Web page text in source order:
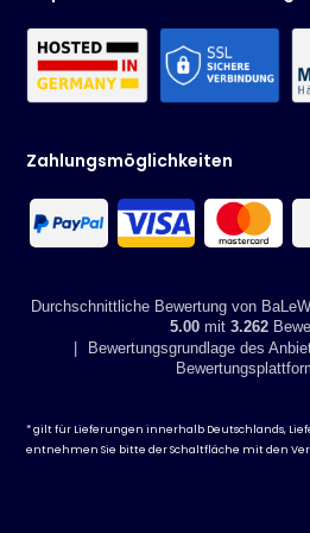
Zahlungsmöglichkeiten
Durchschnittliche Bewertung von
5.00 mit 3.262
Bewertungsgrundlage des
* gilt für Lieferungen innerhalb Deutschlands,
entnehmen Sie bitte der Schaltfläche mit den